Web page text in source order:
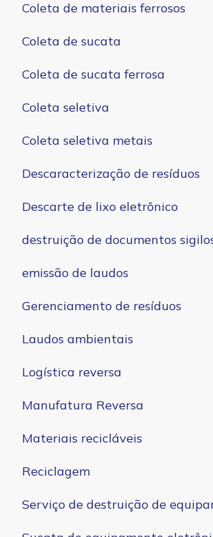
Coleta de materiais ferrosos
Coleta de sucata
Coleta de sucata ferrosa
Coleta seletiva
Coleta seletiva metais
Descaracterização de resíduos
Descarte de lixo eletrônico
destruição de documentos
emissão de laudos
Gerenciamento de resíduos
Laudos ambientais
Logística reversa
Manufatura Reversa
Materiais recicláveis
Reciclagem
Serviço de destruição de